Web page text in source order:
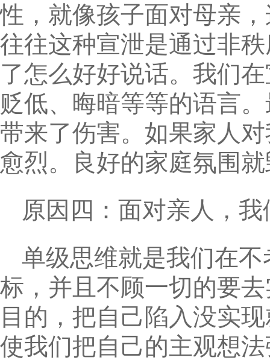
性，就像孩子面对母亲
往往这种宣泄是通过非
了怎么好好说话。我们
贬低、晦暗等等的语言
带来了伤害。如果家人
愈烈。良好的家庭氛围
原因四：面对亲人，
单级思维就是我们在
标，并且不顾一切的要
目的，把自己陷入没实
使我们把自己的主观想